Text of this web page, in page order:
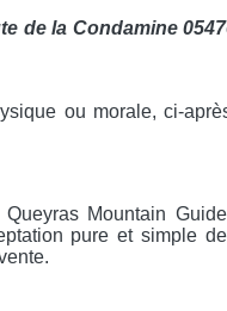
de la Condamine
ou morale, ci-
Queyras Mountain
pure et simple